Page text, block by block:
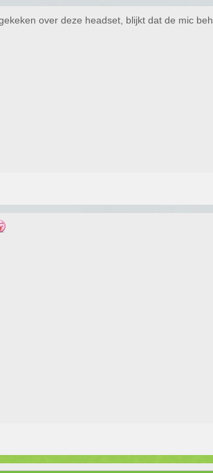
over deze headset, blijkt dat de mic